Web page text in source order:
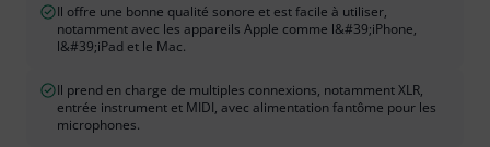
Il offre une bonne qualité sonore et est facile à utiliser,
notamment avec les appareils Apple comme l&#39;iPhone,
l&#39;iPad et le Mac.
Il prend en charge de multiples connexions, notamment XLR,
entrée instrument et MIDI, avec alimentation fantôme pour les
microphones.